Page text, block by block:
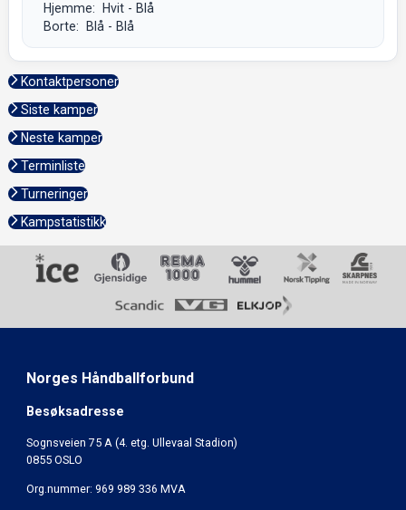
Hjemme: Hvit - Blå
Borte: Blå - Blå
Kontaktpersoner
Siste kamper
Neste kamper
Terminliste
Turneringer
Kampstatistikk
Norges Håndballforbund
Besøksadresse
Sognsveien 75 A (4. etg. Ullevaal Stadion)
0855 OSLO
Org.nummer: 969 989 336 MVA